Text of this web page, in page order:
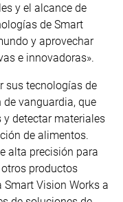
y el alcance de
de Smart
y aprovechar
e innovadoras».
sus tecnologías de
vanguardia, que
detectar materiales
de alimentos.
alta precisión para
productos
Vision Works a